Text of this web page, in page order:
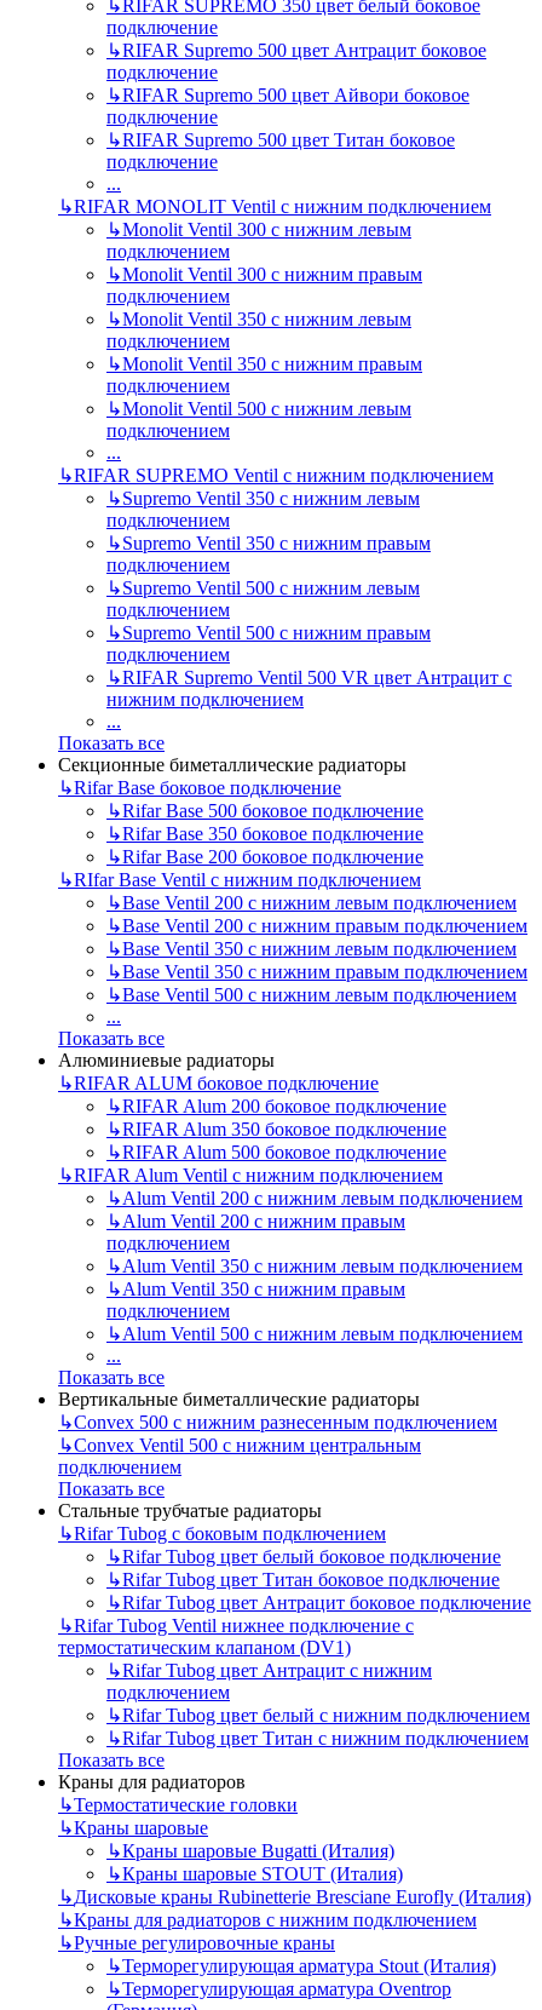
↳RIFAR SUPREMO 350 цвет белый боковое
подключение
↳RIFAR Supremo 500 цвет Антрацит боковое
подключение
↳RIFAR Supremo 500 цвет Айвори боковое
подключение
↳RIFAR Supremo 500 цвет Титан боковое
подключение
...
↳RIFAR MONOLIT Ventil с нижним подключением
↳Monolit Ventil 300 с нижним левым
подключением
↳Monolit Ventil 300 с нижним правым
подключением
↳Monolit Ventil 350 с нижним левым
подключением
↳Monolit Ventil 350 с нижним правым
подключением
↳Monolit Ventil 500 с нижним левым
подключением
...
↳RIFAR SUPREMO Ventil с нижним подключением
↳Supremo Ventil 350 с нижним левым
подключением
↳Supremo Ventil 350 с нижним правым
подключением
↳Supremo Ventil 500 с нижним левым
подключением
↳Supremo Ventil 500 с нижним правым
подключением
↳RIFAR Supremo Ventil 500 VR цвет Антрацит с
нижним подключением
...
Показать все
Секционные биметаллические радиаторы
↳Rifar Base боковое подключение
↳Rifar Base 500 боковое подключение
↳Rifar Base 350 боковое подключение
↳Rifar Base 200 боковое подключение
↳RIfar Base Ventil с нижним подключением
↳Base Ventil 200 с нижним левым подключением
↳Base Ventil 200 с нижним правым подключением
↳Base Ventil 350 с нижним левым подключением
↳Base Ventil 350 с нижним правым подключением
↳Base Ventil 500 с нижним левым подключением
...
Показать все
Алюминиевые радиаторы
↳RIFAR ALUM боковое подключение
↳RIFAR Alum 200 боковое подключение
↳RIFAR Alum 350 боковое подключение
↳RIFAR Alum 500 боковое подключение
↳RIFAR Alum Ventil с нижним подключением
↳Alum Ventil 200 с нижним левым подключением
↳Alum Ventil 200 с нижним правым
подключением
↳Alum Ventil 350 с нижним левым подключением
↳Alum Ventil 350 с нижним правым
подключением
↳Alum Ventil 500 с нижним левым подключением
...
Показать все
Вертикальные биметаллические радиаторы
↳Convex 500 с нижним разнесенным подключением
↳Convex Ventil 500 с нижним центральным
подключением
Показать все
Стальные трубчатые радиаторы
↳Rifar Tubog с боковым подключением
↳Rifar Tubog цвет белый боковое подключение
↳Rifar Tubog цвет Титан боковое подключение
↳Rifar Tubog цвет Антрацит боковое подключение
↳Rifar Tubog Ventil нижнее подключение с
термостатическим клапаном (DV1)
↳Rifar Tubog цвет Антрацит с нижним
подключением
↳Rifar Tubog цвет белый с нижним подключением
↳Rifar Tubog цвет Титан с нижним подключением
Показать все
Краны для радиаторов
↳Термостатические головки
↳Краны шаровые
↳Краны шаровые Bugatti (Италия)
↳Краны шаровые STOUT (Италия)
↳Дисковые краны Rubinetterie Bresciane Eurofly (Италия)
↳Краны для радиаторов с нижним подключением
↳Ручные регулировочные краны
↳Терморегулирующая арматура Stout (Италия)
↳Терморегулирующая арматура Oventrop